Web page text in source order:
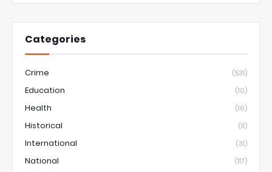
Categories
Crime (531)
Education (10)
Health (16)
Historical (11)
International (31)
National (117)